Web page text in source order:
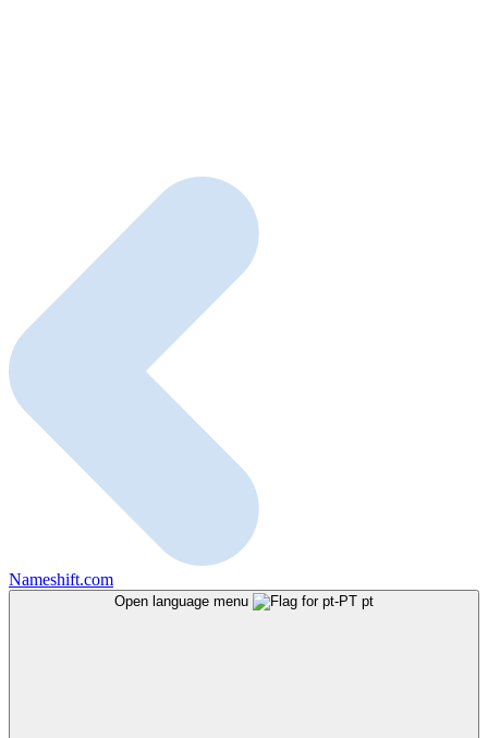
Nameshift.com
Open language menu pt